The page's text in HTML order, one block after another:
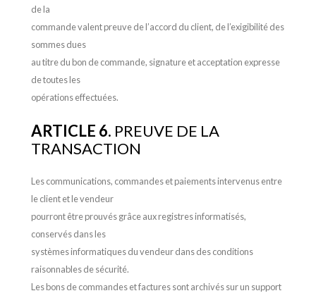
de la
commande valent preuve de l’accord du client, de l’exigibilité des
sommes dues
au titre du bon de commande, signature et acceptation expresse
de toutes les
opérations effectuées.
ARTICLE 6. PREUVE DE LA
TRANSACTION
Les communications, commandes et paiements intervenus entre
le client et le vendeur
pourront être prouvés grâce aux registres informatisés,
conservés dans les
systèmes informatiques du vendeur dans des conditions
raisonnables de sécurité.
Les bons de commandes et factures sont archivés sur un support